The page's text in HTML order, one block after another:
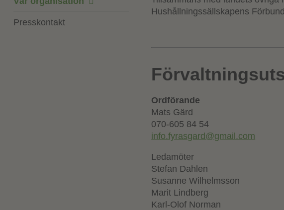
Presskontakt
Hushållningssällskapens
Ordförande
Mats Gärd
070-605 84 54
info.fyrasgard@gmail.com
Ledamöter
Stefan Dahlen
Susanne Wilhelmsson
Marit Lindberg
Karl-Olof Norman